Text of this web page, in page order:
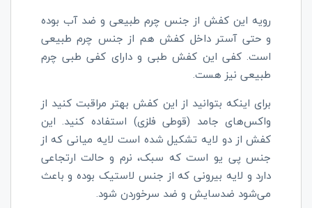
رویه این کفش از جنس چرم طبیعی و ضد آب بوده
و حتی آستر داخل کفش هم از جنس چرم طبیعی
است. کفی این کفش طبی و دارای کفی طبی چرم
طبیعی نیز هست.
برای اینکه بتوانید از این کفش بهتر مراقبت کنید از
واکس‌های جامد (قوطی فلزی) استفاده کنید. این
کفش از دو لایه تشکیل شده است لایه میانی که از
جنس پی یو است که سبک، نرم و حالت ارتجاعی
دارد و لایه بیرونی که از جنس لاستیک بوده و باعث
می‌شود ضدسایش و ضد سرخوردن شود.